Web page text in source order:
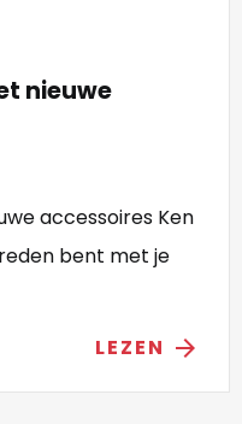
nieuwe
accessoires Ken
bent met je
LEZEN arrow_forward